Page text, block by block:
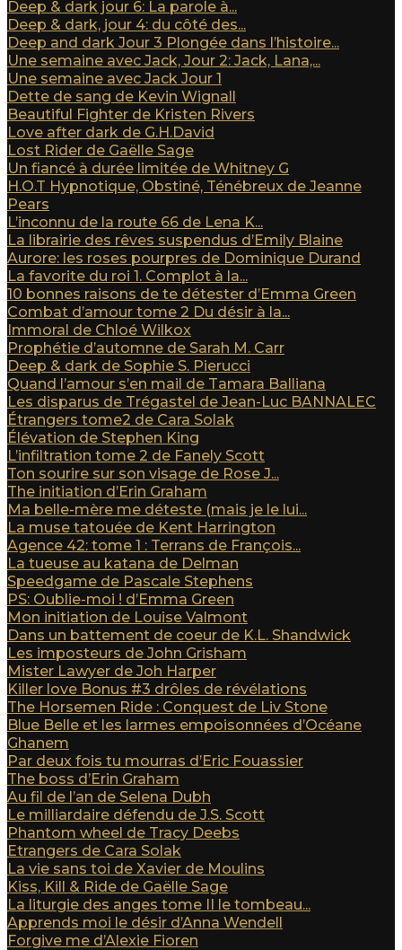
Deep & dark jour 6: La parole à...
Deep & dark, jour 4: du côté des...
Deep and dark Jour 3 Plongée dans l’histoire...
Une semaine avec Jack, Jour 2: Jack, Lana,...
Une semaine avec Jack Jour 1
Dette de sang de Kevin Wignall
Beautiful Fighter de Kristen Rivers
Love after dark de G.H.David
Lost Rider de Gaëlle Sage
Un fiancé à durée limitée de Whitney G
H.O.T Hypnotique, Obstiné, Ténébreux de Jeanne
Pears
L’inconnu de la route 66 de Lena K...
La librairie des rêves suspendus d’Emily Blaine
Aurore: les roses pourpres de Dominique Durand
La favorite du roi 1. Complot à la...
10 bonnes raisons de te détester d’Emma Green
Combat d’amour tome 2 Du désir à la...
Immoral de Chloé Wilkox
Prophétie d’automne de Sarah M. Carr
Deep & dark de Sophie S. Pierucci
Quand l’amour s’en mail de Tamara Balliana
Les disparus de Trégastel de Jean-Luc BANNALEC
Étrangers tome2 de Cara Solak
Élévation de Stephen King
L’infiltration tome 2 de Fanely Scott
Ton sourire sur son visage de Rose J...
The initiation d’Erin Graham
Ma belle-mère me déteste (mais je le lui...
La muse tatouée de Kent Harrington
Agence 42: tome 1 : Terrans de François...
La tueuse au katana de Delman
Speedgame de Pascale Stephens
PS: Oublie-moi ! d’Emma Green
Mon initiation de Louise Valmont
Dans un battement de coeur de K.L. Shandwick
Les imposteurs de John Grisham
Mister Lawyer de Joh Harper
Killer love Bonus #3 drôles de révélations
The Horsemen Ride : Conquest de Liv Stone
Blue Belle et les larmes empoisonnées d’Océane
Ghanem
Par deux fois tu mourras d’Eric Fouassier
The boss d’Erin Graham
Au fil de l’an de Selena Dubh
Le milliardaire défendu de J.S. Scott
Phantom wheel de Tracy Deebs
Etrangers de Cara Solak
La vie sans toi de Xavier de Moulins
Kiss, Kill & Ride de Gaëlle Sage
La liturgie des anges tome II le tombeau...
Apprends moi le désir d’Anna Wendell
Forgive me d’Alexie Fioren